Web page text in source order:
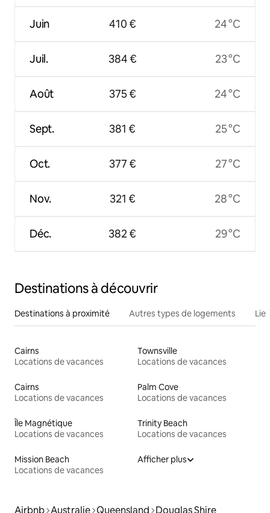
Juin
Juil.
Août
Sept.
Oct.
Nov.
Déc.
410 €
384 €
375 €
381 €
377 €
321 €
382 €
24 °C
23 °C
24 °C
25 °C
27 °C
28 °C
29 °C
Destinations à découvrir
Destinations à proximité Autres types de logements
Cairns
Locations de vacances
Townsville
Locations de vacances
Cairns
Locations de vacances
Palm Cove
Locations de vacances
Île Magnétique
Locations de vacances
Trinity Beach
Locations de vacances
Mission Beach
Locations de vacances
Afficher plus
Airbnb Australie Queensland Douglas Shire